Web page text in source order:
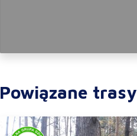
Powiązane trasy